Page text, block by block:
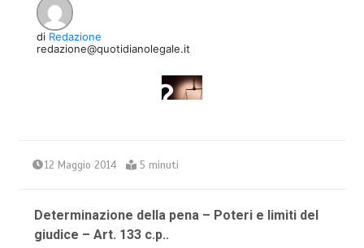
di Redazione
redazione@quotidianolegale.it
12 Maggio 2014 5 minuti
Determinazione della pena – Poteri e limiti del
giudice – Art. 133 c.p..